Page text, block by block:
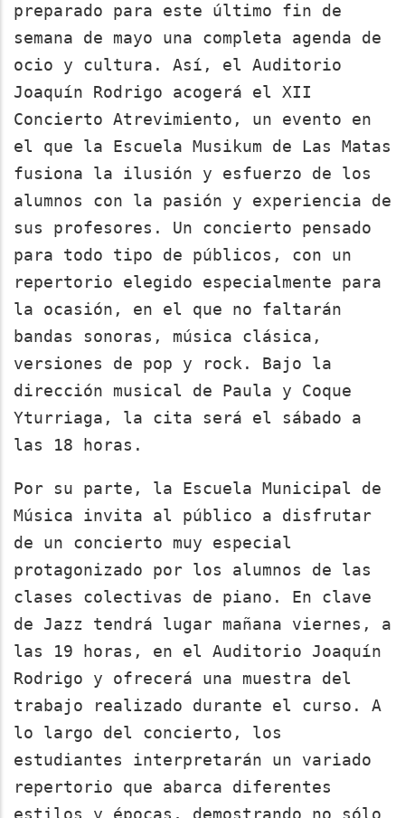
preparado para este último fin de
semana de mayo una completa agenda de
ocio y cultura. Así, el Auditorio
Joaquín Rodrigo acogerá el XII
Concierto Atrevimiento, un evento en
el que la Escuela Musikum de Las Matas
fusiona la ilusión y esfuerzo de los
alumnos con la pasión y experiencia de
sus profesores. Un concierto pensado
para todo tipo de públicos, con un
repertorio elegido especialmente para
la ocasión, en el que no faltarán
bandas sonoras, música clásica,
versiones de pop y rock. Bajo la
dirección musical de Paula y Coque
Yturriaga, la cita será el sábado a
las 18 horas.
Por su parte, la Escuela Municipal de
Música invita al público a disfrutar
de un concierto muy especial
protagonizado por los alumnos de las
clases colectivas de piano. En clave
de Jazz tendrá lugar mañana viernes, a
las 19 horas, en el Auditorio Joaquín
Rodrigo y ofrecerá una muestra del
trabajo realizado durante el curso. A
lo largo del concierto, los
estudiantes interpretarán un variado
repertorio que abarca diferentes
estilos y épocas, demostrando no sólo